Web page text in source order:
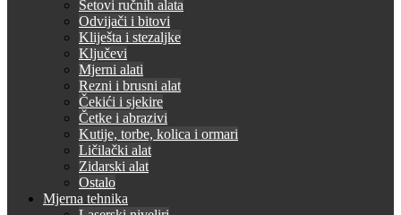
Setovi ručnih alata
Odvijači i bitovi
Kliješta i stezaljke
Ključevi
Mjerni alati
Rezni i brusni alat
Čekići i sjekire
Četke i abrazivi
Kutije, torbe, kolica i ormari
Ličilački alat
Zidarski alat
Ostalo
Mjerna tehnika